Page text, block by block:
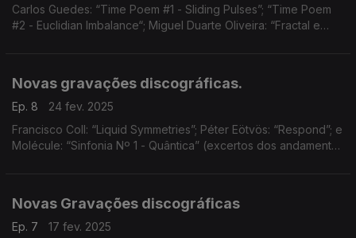
Carlos Guedes: “Time Poem #1 - Sliding Pulses”; “Time Poem
#2 - Euclidian Imbalance“; Miguel Duarte Oliveira: “Fractal e
Novas gravações discográficas.
Ep. 8
24 fev. 2025
Francisco Coll: “Liquid Symmetries”; Péter Eötvös: “Respond”; e
Molécule: “Sinfonia Nº 1 - Quântica” (excertos dos andamentos
Novas Gravações discográficas
Ep. 7 17 fev. 2025